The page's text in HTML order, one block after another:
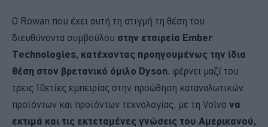
Ο Rowan που έχει αυτή τη στιγμή τη θέση του
διευθύνοντα συμβούλου στην εταιρεία Ember
Technologies, κατέχοντας προηγουμένως την ίδια
θέση στον βρετανικό όμιλο Dyson, φέρνει μαζί του
τρεις 10ετίες εμπειρίας στην προώθηση καταναλωτικών
προϊόντων και προϊόντων τεχνολογίας, με τη Volvo να
εκτιμά και τις εκτεταμένες γνώσεις του Αμερικανού,